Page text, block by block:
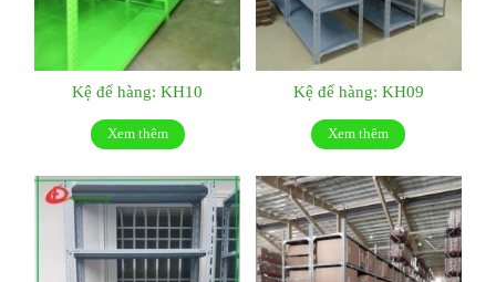
Kệ để hàng: KH10
Xem thêm
Kệ để hàng: KH09
Xem thêm